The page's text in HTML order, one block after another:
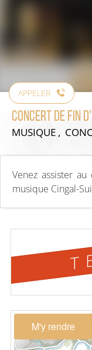
APPELER
Concert de fin
MUSIQUE ,
Venez assister
musique Cingal-
M'y rendre